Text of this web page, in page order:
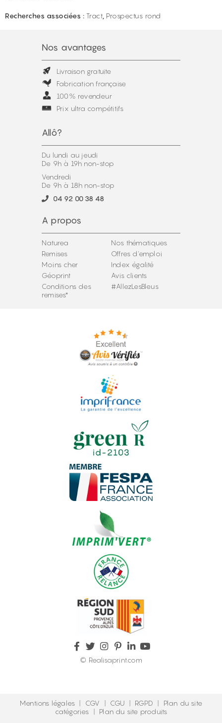
Recherches associées : Tract Prospectus rond
Nos avantages
Livraison gratuite
Fabrication française
100% revendeur
Prix ultra compétitifs
Allô?
Du lundi au jeudi
De 9h à 19h non-stop
Vendredi
De 9h à 18h non-stop
04 92 00 38 48
A propos
Naturea
Remises
Moins cher
Géoprint
Conditions des
remises*
Nos thématiques
Offres d'emploi
Index égalité
Avis clients
#AllezLesBleus
© Realisaprint.com
Mentions légales | CGV | CGU | RGPD |
Plan du site
catégories | Plan du site produits